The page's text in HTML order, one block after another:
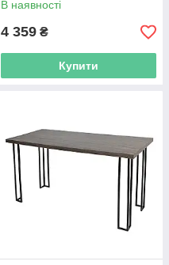
В наявності
4 359 ₴
Купити